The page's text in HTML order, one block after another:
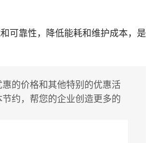
可靠性，降低能耗和维护成本，是
的价格和其他特别的优惠活
约，帮您的企业创造更多的